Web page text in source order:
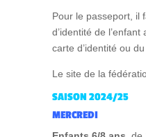
Pour le passeport, il
d’identité de
carte d’identité ou
Le site de la
SAISON 2024/25
MERCREDI